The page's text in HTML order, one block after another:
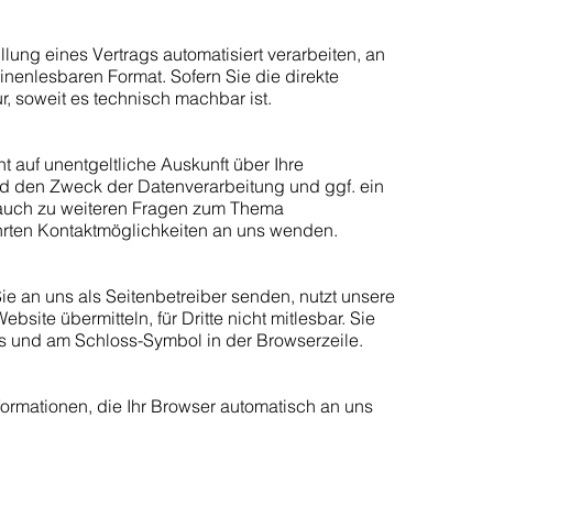
eines Vertrags automatisiert verarbeiten, an
Format. Sofern Sie die direkte
soweit es technisch machbar ist.
auf unentgeltliche Auskunft über Ihre
den Zweck der Datenverarbeitung und ggf. ein
zu weiteren Fragen zum Thema
Kontaktmöglichkeiten an uns wenden.
an uns als Seitenbetreiber senden, nutzt unsere
übermitteln, für Dritte nicht mitlesbar. Sie
und am Schloss-Symbol in der Browserzeile.
die Ihr Browser automatisch an uns